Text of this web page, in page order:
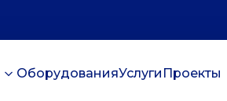
ОборудованияУслуги Проекты